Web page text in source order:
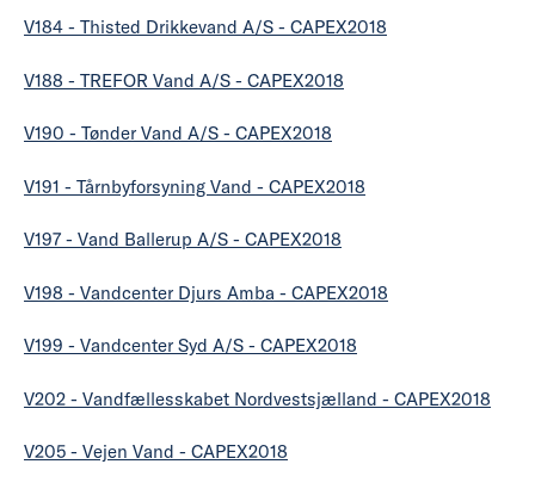
V184 - Thisted Drikkevand A/S - CAPEX2018
V188 - TREFOR Vand A/S - CAPEX2018
V190 - Tønder Vand A/S - CAPEX2018
V191 - Tårnbyforsyning Vand - CAPEX2018
V197 - Vand Ballerup A/S - CAPEX2018
V198 - Vandcenter Djurs Amba - CAPEX2018
V199 - Vandcenter Syd A/S - CAPEX2018
V202 - Vandfællesskabet Nordvestsjælland - CAPEX2018
V205 - Vejen Vand - CAPEX2018